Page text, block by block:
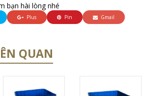
bạn hài lòng nhé
Plus Pin Gmail
QUAN